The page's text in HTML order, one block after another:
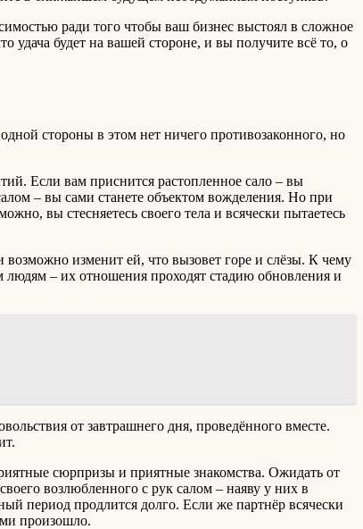
ради того чтобы ваш бизнес выстоял в сложное
удача будет на вашей стороне, и вы получите всё то, о
стороны в этом нет ничего противозаконного, но
Если вам приснится растопленное сало – вы
– вы сами станете объектом вожделения. Но при
вы стесняетесь своего тела и всячески пытаетесь
возможно изменит ей, что вызовет горе и слёзы. К чему
людям – их отношения проходят стадию обновления и
от завтрашнего дня, проведённого вместе.
сюрпризы и приятные знакомства. Ожидать от
возлюбленного с рук салом – наяву у них в
период продлится долго. Если же партнёр всячески
произошло.